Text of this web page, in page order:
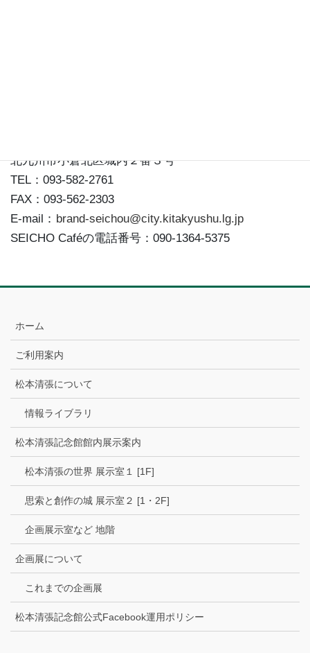
北九州市小倉北区城内２番３号
TEL：093-582-2761
FAX：093-562-2303
E-mail： brand-seichou@city.kitakyushu.lg.jp
SEICHO Caféの電話番号：090-1364-5375
ホーム
ご利用案内
松本清張について
情報ライブラリ
松本清張記念館館内展示案内
松本清張の世界 展示室１ [1F]
思索と創作の城 展示室２ [1・2F]
企画展示室など 地階
企画展について
これまでの企画展
松本清張記念館公式Facebook運用ポリシー